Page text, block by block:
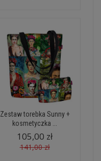
Zestaw torebka Sunny +
kosmetyczka ...
105,00 zł
141,00 zł